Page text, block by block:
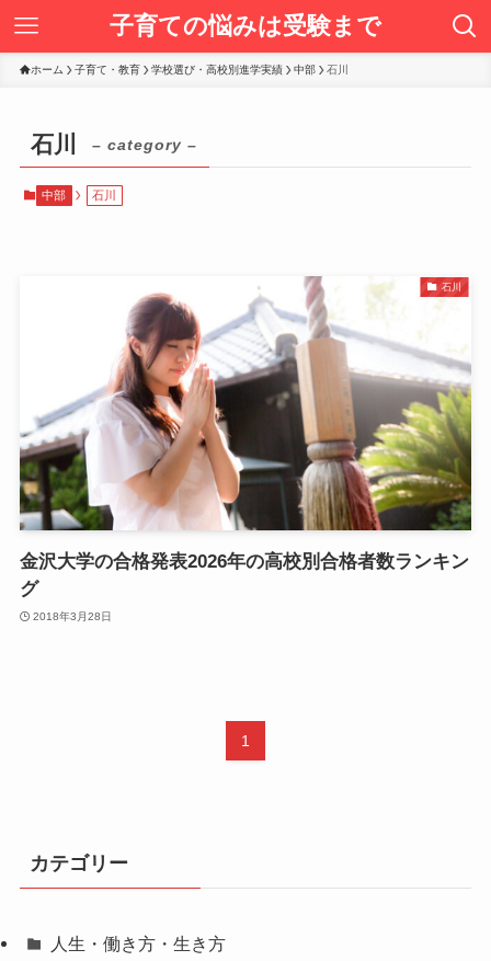
子育ての悩みは受験まで
ホーム 子育て・教育 学校選び・高校別進学実績 中部 石川
石川 – category –
中部 石川
石川
金沢大学の合格発表2026年の高校別合格者数ランキン
グ
2018年3月28日
1
カテゴリー
人生・働き方・生き方